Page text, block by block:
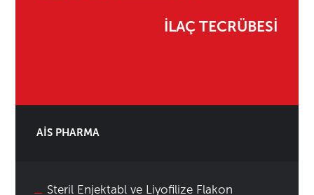
İLAÇ TECRÜBESİ
AİS PHARMA
Steril Enjektabl ve Liyofilize Flakon